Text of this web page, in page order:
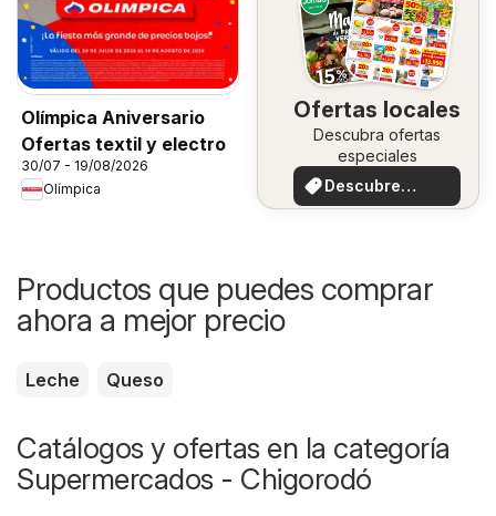
Olímpica Aniversario
Ofertas textil y electro
30/07 - 19/08/2026
Olímpica
Ofertas locales
Descubra ofertas
especiales
Descubre
ofertas
Productos que puedes comprar
ahora a mejor precio
Leche Queso
Catálogos y ofertas en la categoría
Supermercados - Chigorodó